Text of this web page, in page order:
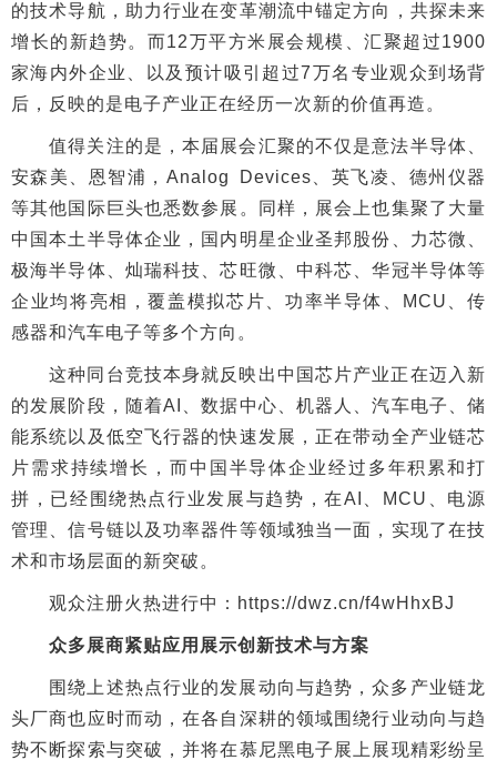
的技术导航，助力行业在变革潮流中锚定方向，共探未来
增长的新趋势。而12万平方米展会规模、汇聚超过1900
家海内外企业、以及预计吸引超过7万名专业观众到场背
后，反映的是电子产业正在经历一次新的价值再造。
值得关注的是，本届展会汇聚的不仅是意法半导体、
安森美、恩智浦，Analog Devices、英飞凌、德州仪器
等其他国际巨头也悉数参展。同样，展会上也集聚了大量
中国本土半导体企业，国内明星企业圣邦股份、力芯微、
极海半导体、灿瑞科技、芯旺微、中科芯、华冠半导体等
企业均将亮相，覆盖模拟芯片、功率半导体、MCU、传
感器和汽车电子等多个方向。
这种同台竞技本身就反映出中国芯片产业正在迈入新
的发展阶段，随着AI、数据中心、机器人、汽车电子、储
能系统以及低空飞行器的快速发展，正在带动全产业链芯
片需求持续增长，而中国半导体企业经过多年积累和打
拼，已经围绕热点行业发展与趋势，在AI、MCU、电源
管理、信号链以及功率器件等领域独当一面，实现了在技
术和市场层面的新突破。
观众注册火热进行中：https://dwz.cn/f4wHhxBJ
众多展商紧贴应用展示创新技术与方案
围绕上述热点行业的发展动向与趋势，众多产业链龙
头厂商也应时而动，在各自深耕的领域围绕行业动向与趋
势不断探索与突破，并将在慕尼黑电子展上展现精彩纷呈